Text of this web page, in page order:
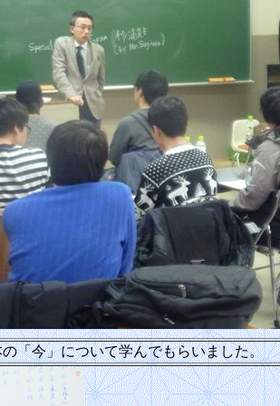
「今」について学んでもらいました。